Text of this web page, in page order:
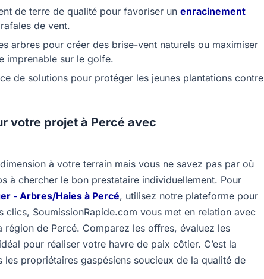
de terre de qualité pour favoriser un enracinement
de vent.
arbres pour créer des brise-vent naturels ou maximiser
imprenable sur le golfe.
de solutions pour protéger les jeunes plantations contre
votre projet à Percé avec
à votre terrain mais vous ne savez pas par où
à chercher le bon prestataire individuellement. Pour
- Arbres/Haies à Percé, utilisez notre plateforme pour
clics, SoumissionRapide.com vous met en relation avec
de Percé. Comparez les offres, évaluez les
pour réaliser votre havre de paix côtier. C’est la
les propriétaires gaspésiens soucieux de la qualité de